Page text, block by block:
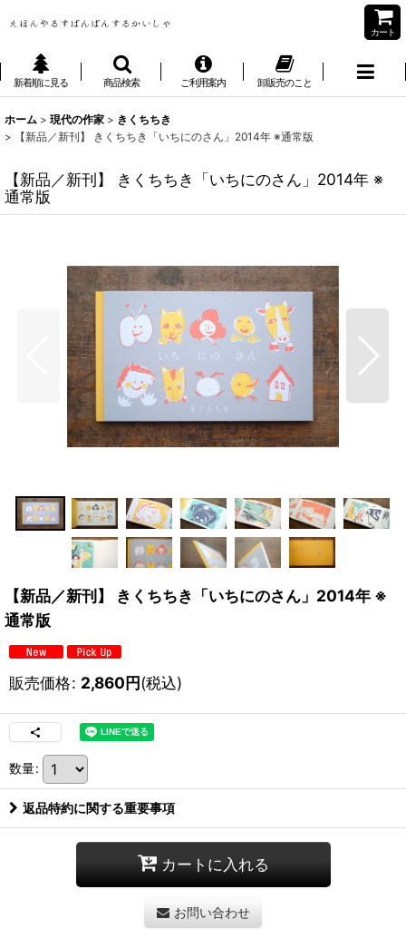
カート
新着順に見る 商品検索 ご利用案内 卸販売のこと
ホーム > 現代の作家 > きくちちき
>
【新品／新刊】 きくちちき「いちにのさん」2014年 ※通常版
【新品／新刊】 きくちちき「いちにのさん」2014年 ※
通常版
【新品／新刊】 きくちちき「いちにのさん」2014年 ※
通常版
販売価格: 2,860円(税込)
数量:
返品特約に関する重要事項
カートに入れる
お問い合わせ